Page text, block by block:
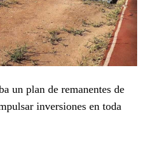
un plan de remanentes de
inversiones en toda